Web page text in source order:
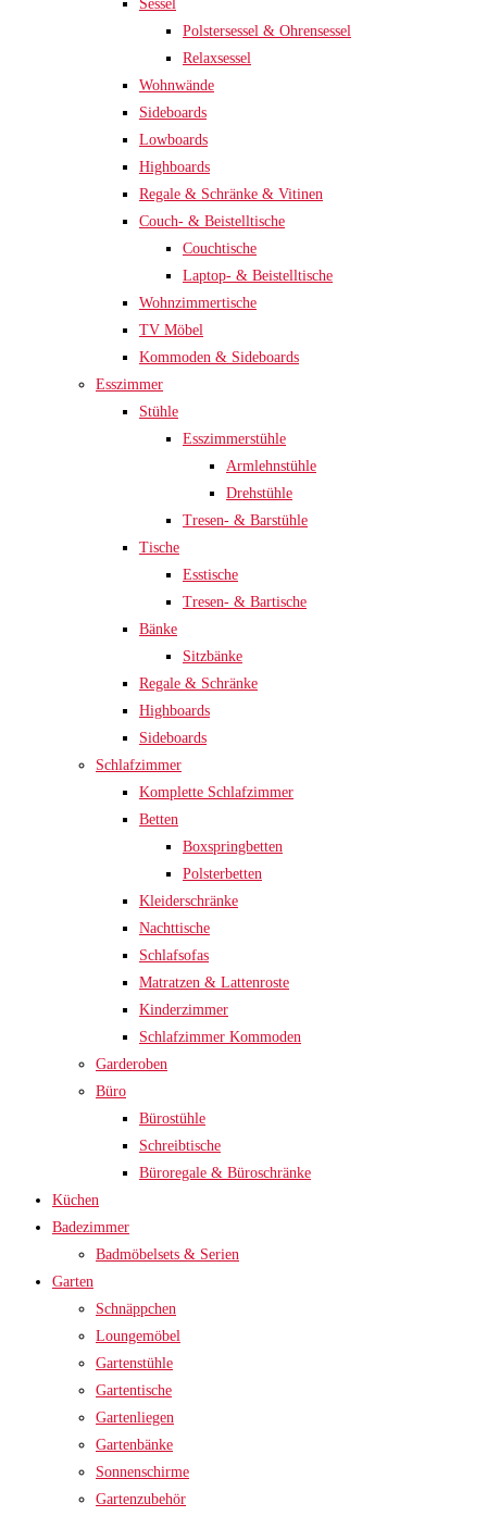
Sessel
Polstersessel & Ohrensessel
Relaxsessel
Wohnwände
Sideboards
Lowboards
Highboards
Regale & Schränke & Vitinen
Couch- & Beistelltische
Couchtische
Laptop- & Beistelltische
Wohnzimmertische
TV Möbel
Kommoden & Sideboards
Esszimmer
Stühle
Esszimmerstühle
Armlehnstühle
Drehstühle
Tresen- & Barstühle
Tische
Esstische
Tresen- & Bartische
Bänke
Sitzbänke
Regale & Schränke
Highboards
Sideboards
Schlafzimmer
Komplette Schlafzimmer
Betten
Boxspringbetten
Polsterbetten
Kleiderschränke
Nachttische
Schlafsofas
Matratzen & Lattenroste
Kinderzimmer
Schlafzimmer Kommoden
Garderoben
Büro
Bürostühle
Schreibtische
Büroregale & Büroschränke
Küchen
Badezimmer
Badmöbelsets & Serien
Garten
Schnäppchen
Loungemöbel
Gartenstühle
Gartentische
Gartenliegen
Gartenbänke
Sonnenschirme
Gartenzubehör